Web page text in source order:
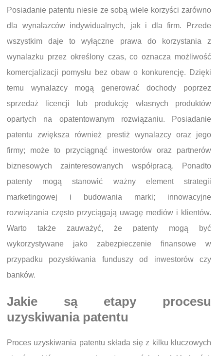
Posiadanie patentu niesie ze sobą wiele korzyści zarówno
dla wynalazców indywidualnych, jak i dla firm. Przede
wszystkim daje to wyłączne prawa do korzystania z
wynalazku przez określony czas, co oznacza możliwość
komercjalizacji pomysłu bez obaw o konkurencję. Dzięki
temu wynalazcy mogą generować dochody poprzez
sprzedaż licencji lub produkcję własnych produktów
opartych na opatentowanym rozwiązaniu. Posiadanie
patentu zwiększa również prestiż wynalazcy oraz jego
firmy; może to przyciągnąć inwestorów oraz partnerów
biznesowych zainteresowanych współpracą. Ponadto
patenty mogą stanowić ważny element strategii
marketingowej i budowania marki; innowacyjne
rozwiązania często przyciągają uwagę mediów i klientów.
Warto także zauważyć, że patenty mogą być
wykorzystywane jako zabezpieczenie finansowe w
przypadku pozyskiwania funduszy od inwestorów czy
banków.
Jakie są etapy procesu
uzyskiwania patentu
Proces uzyskiwania patentu składa się z kilku kluczowych